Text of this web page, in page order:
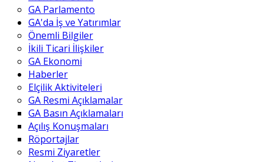
GA Parlamento
GA'da İş ve Yatırımlar
Önemli Bilgiler
İkili Ticari İlişkiler
GA Ekonomi
Haberler
Elçilik Aktiviteleri
GA Resmi Açıklamalar
GA Basın Açıklamaları
Açılış Konuşmaları
Röportajlar
Resmi Ziyaretler